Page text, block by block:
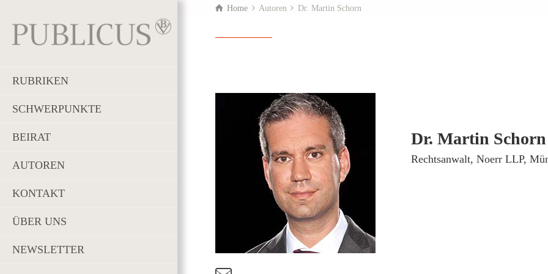
RUBRIKEN
SCHWERPUNKTE
BEIRAT
AUTOREN
KONTAKT
ÜBER UNS
NEWSLETTER
Home Autoren Dr. Martin Schorn
Dr. Martin Schorn
­Rechtsanwalt, Noerr LLP,